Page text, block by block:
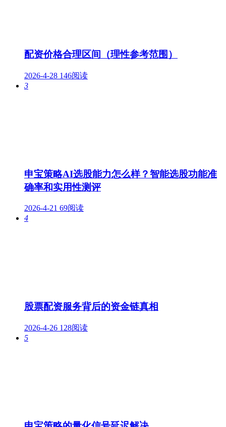
配资价格合理区间（理性参考范围）
2026-4-28 146阅读
3
申宝策略AI选股能力怎么样？智能选股功能准
确率和实用性测评
2026-4-21 69阅读
4
股票配资服务背后的资金链真相
2026-4-26 128阅读
5